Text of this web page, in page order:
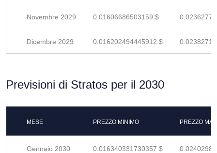
Novembre 2029 0.01606686503159 $
Dicembre 2029 0.016202494445912 $
Previsioni di Stratos per il 2030
MESE PREZZO MINIMO PREZZO
Gennaio 2030 0.016340331730357 $